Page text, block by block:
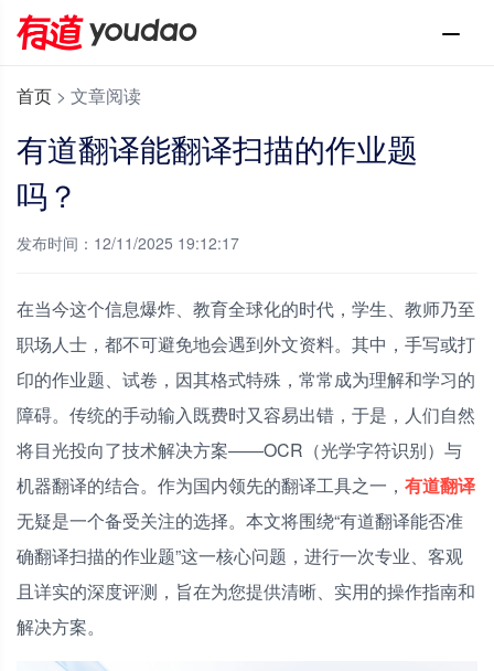
首页 > 文章阅读
有道翻译能翻译扫描的作业题
吗？
发布时间：12/11/2025 19:12:17
在当今这个信息爆炸、教育全球化的时代，学生、教师乃至
职场人士，都不可避免地会遇到外文资料。其中，手写或打
印的作业题、试卷，因其格式特殊，常常成为理解和学习的
障碍。传统的手动输入既费时又容易出错，于是，人们自然
将目光投向了技术解决方案——OCR（光学字符识别）与
机器翻译的结合。作为国内领先的翻译工具之一， 有道翻译
无疑是一个备受关注的选择。本文将围绕“有道翻译能否准
确翻译扫描的作业题”这一核心问题，进行一次专业、客观
且详实的深度评测，旨在为您提供清晰、实用的操作指南和
解决方案。